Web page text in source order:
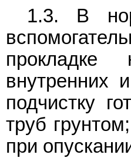
1.3. В
прокладке
внутренних
подчистку
труб
при